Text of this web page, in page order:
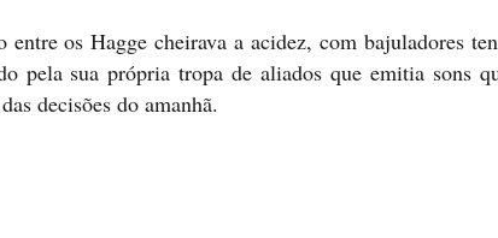
os Hagge cheirava a acidez, com bajuladores
pela sua própria tropa de aliados que emitia sons
decisões do amanhã.